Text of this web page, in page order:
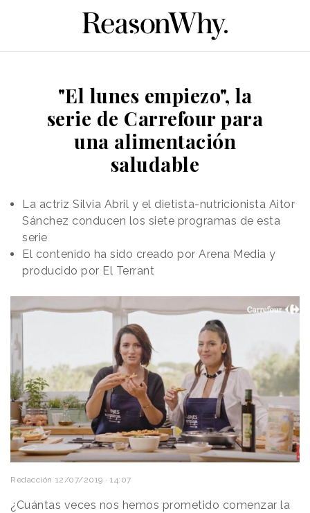
"El lunes empiezo", la
serie de Carrefour para
una alimentación
saludable
La actriz Silvia Abril y el dietista-nutricionista Aitor
Sánchez conducen los siete programas de esta
serie
El contenido ha sido creado por Arena Media y
producido por El Terrant
Redacción 12/07/2019 · 14:07
¿Cuántas veces nos hemos prometido comenzar la